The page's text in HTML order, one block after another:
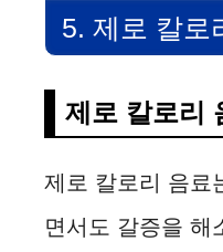
5. 제로 칼로
제로 칼로리
제로 칼로리 음료
면서도 갈증을 해